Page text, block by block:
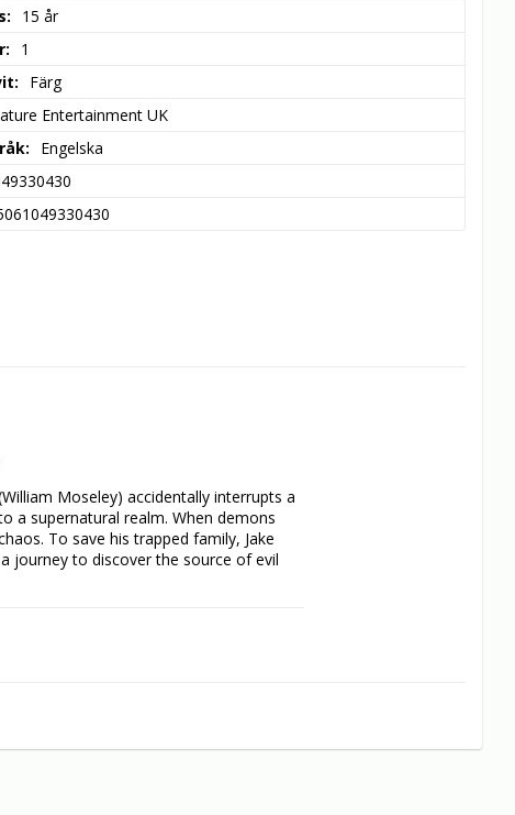
15 år
1
Färg
Entertainment UK
Engelska
Moseley) accidentally interrupts a
a supernatural realm. When demons
To save his trapped family, Jake
journey to discover the source of evil